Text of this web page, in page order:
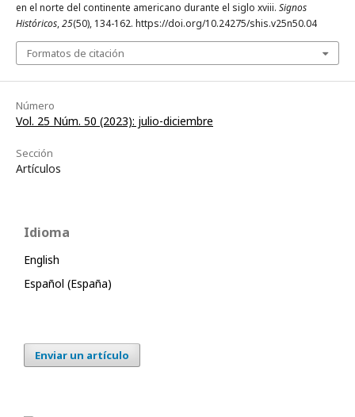
en el norte del continente americano durante el siglo xviii. Signos
Históricos,25(50), 134-162. https://doi.org/10.24275/shis.v25n50.04
Formatos de citación
Número
Vol. 25 Núm. 50 (2023): julio-diciembre
Sección
Artículos
Idioma
English
Español (España)
Enviar un artículo